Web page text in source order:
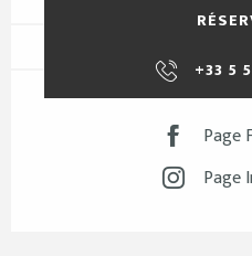
+33 5
Page
Page